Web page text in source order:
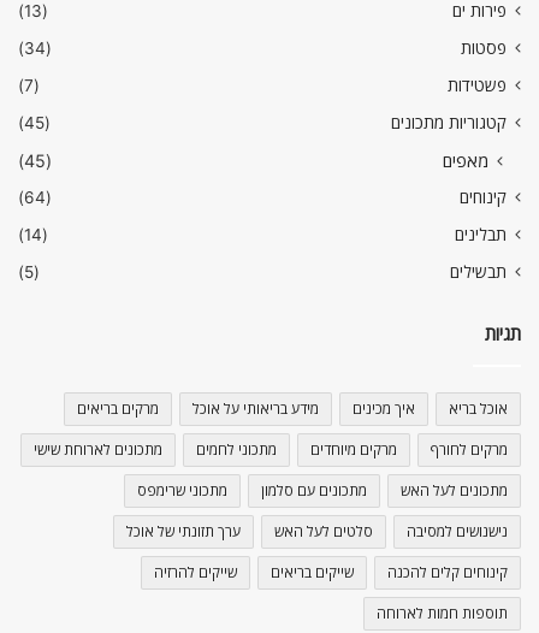
פירות ים
(13)
פסטות
(34)
פשטידות
(7)
קטגוריות מתכונים
(45)
מאפים (45)
קינוחים
(64)
תבלינים
(14)
תבשילים
(5)
תגיות
אוכל בריא איך מכינים מידע בריאותי על אוכל מרקים בריאים
מרקים לחורף מרקים מיוחדים מתכוני לחמים מתכונים לארוחת שישי
מתכונים לעל האש מתכונים עם סלמון מתכוני שרימפס
נישנושים למסיבה סלטים לעל האש ערך תזונתי של אוכל
קינוחים קלים להכנה שייקים בריאים שייקים להרזיה
תוספות חמות לארוחה